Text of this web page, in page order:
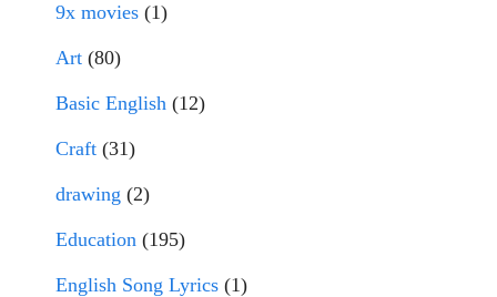
9x movies (1)
Art (80)
Basic English (12)
Craft (31)
drawing (2)
Education (195)
English Song Lyrics (1)